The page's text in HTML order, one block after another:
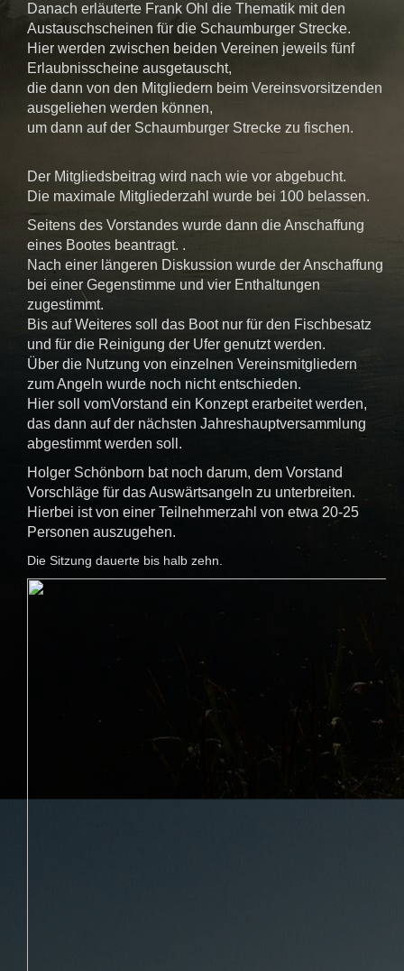
Danach erläuterte Frank Ohl die Thematik mit den
Austauschscheinen für die Schaumburger Strecke.
Hier werden zwischen beiden Vereinen jeweils fünf
Erlaubnisscheine ausgetauscht,
die dann von den Mitgliedern beim Vereinsvorsitzenden
ausgeliehen werden können,
um dann auf der Schaumburger Strecke zu fischen.
Der Mitgliedsbeitrag wird nach wie vor abgebucht.
Die maximale Mitgliederzahl wurde bei 100 belassen.
Seitens des Vorstandes wurde dann die Anschaffung
eines Bootes beantragt. .
Nach einer längeren Diskussion wurde der Anschaffung
bei einer Gegenstimme und vier Enthaltungen
zugestimmt.
Bis auf Weiteres soll das Boot nur für den Fischbesatz
und für die Reinigung der Ufer genutzt werden.
Über die Nutzung von einzelnen Vereinsmitgliedern
zum Angeln wurde noch nicht entschieden.
Hier soll vomVorstand ein Konzept erarbeitet werden,
das dann auf der nächsten Jahreshauptversammlung
abgestimmt werden soll.
Holger Schönborn bat noch darum, dem Vorstand
Vorschläge für das Auswärtsangeln zu unterbreiten.
Hierbei ist von einer Teilnehmerzahl von etwa 20-25
Personen auszugehen.
Die Sitzung dauerte bis halb zehn.